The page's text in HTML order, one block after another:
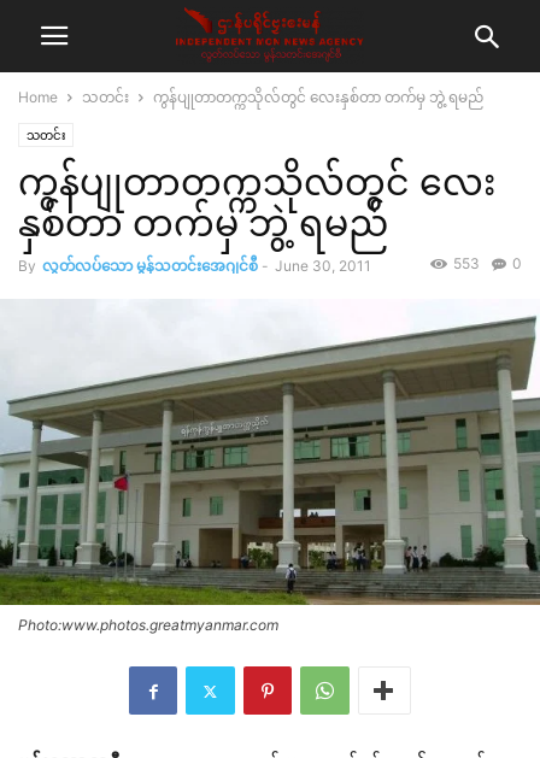
Home သတင်း ကွန်ပျုတာတက္ကသိုလ်တွင် လေးနှစ်တာ တက်မှ ဘွဲ့ ရမည်
သတင်း
ကွန်ပျုတာတက္ကသိုလ်တွင် လေး
နှစ်တာ တက်မှ ဘွဲ့ ရမည်
By လွတ်လပ်သော မွန်သတင်းအေဂျင်စီ - June 30, 2011 0
553
Photo:www.photos.greatmyanmar.com